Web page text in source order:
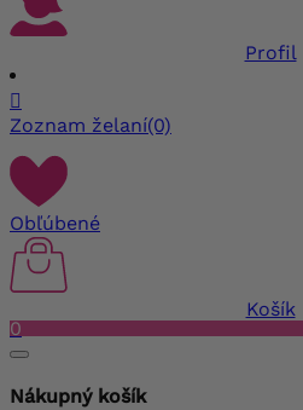
Profil

Zoznam želaní(0)
Obľúbené
Košík
0
Nákupný košík